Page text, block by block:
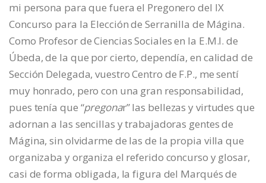
mi persona para que fuera el Pregonero del IX
Concurso para la Elección de Serranilla de Mágina.
Como Profesor de Ciencias Sociales en la E.M.I. de
Úbeda, de la que por cierto, dependía, en calidad de
Sección Delegada, vuestro Centro de F.P., me sentí
muy honrado, pero con una gran responsabilidad,
pues tenía que “pregonar” las bellezas y virtudes que
adornan a las sencillas y trabajadoras gentes de
Mágina, sin olvidarme de las de la propia villa que
organizaba y organiza el referido concurso y glosar,
casi de forma obligada, la figura del Marqués de